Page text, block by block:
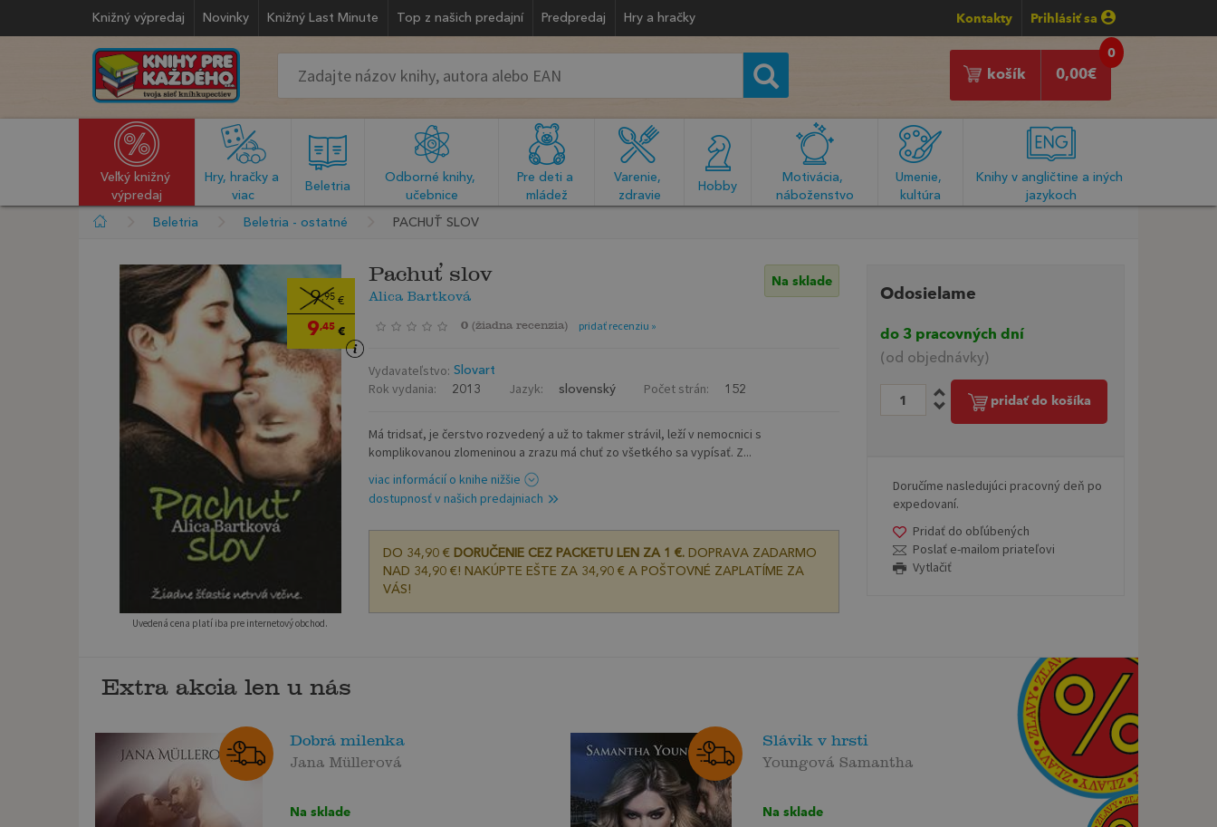
Knižný výpredaj Novinky Knižný Last Minute Top z našich predajní Predpredaj Hry a hračky Kontakty Prihlásiť sa
0
0,00€
košík
Veľký knižný
výpredaj
Hry, hračky a
viac
Beletria
Odborné knihy,
učebnice
Pre deti a
mládež
Varenie,
zdravie
Hobby
Motivácia,
náboženstvo
Umenie,
kultúra
Knihy v angličtine a iných
jazykoch
Beletria Beletria - ostatné PACHUŤ SLOV
9,95 €
9,45 €
Uvedená cena platí iba pre internetový obchod.
Pachuť slov
Alica Bartková
Na sklade
0 (žiadna recenzia) pridať recenziu »
Vydavateľstvo: Slovart
Rok vydania: 2013 Jazyk: slovenský Počet strán: 152
Má tridsať, je čerstvo rozvedený a už to takmer strávil, leží v nemocnici s
komplikovanou zlomeninou a zrazu má chuť zo všetkého sa vypísať. Z...
viac informácií o knihe nižšie
dostupnosť v našich predajniach
DO 34,90 € DORUČENIE CEZ PACKETU LEN ZA 1 €.DOPRAVA ZADARMO
NAD 34,90 €! NAKÚPTE EŠTE ZA 34,90 € A POŠTOVNÉ ZAPLATÍME ZA
VÁS!
Odosielame
do 3 pracovných dní
(od objednávky)
pridať do košíka
Doručíme nasledujúci pracovný deň po
expedovaní.
Pridať do obľúbených
Poslať e-mailom priateľovi
Vytlačiť
Extra akcia len u nás
Dobrá milenka
Jana Müllerová
Na sklade
Slávik v hrsti
Youngová Samantha
Na sklade